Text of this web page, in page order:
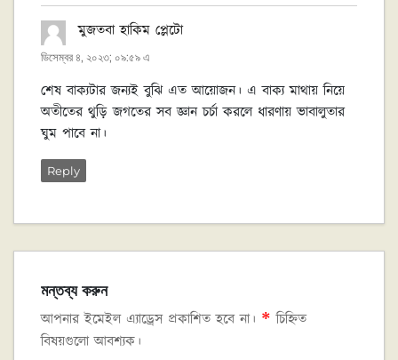
মুজতবা হাকিম প্লেটোবলেছেন:
ডিসেম্বর ৪, ২০২৩; ০৯:৫৯ এ
শেষ বাক্যটার জন্যই বুঝি এত আয়োজন। এ বাক্য মাথায় নিয়ে
অতীতের থুড়ি জগতের সব জ্ঞান চর্চা করলে ধারণায় ভাবালুতার
ঘুম পাবে না।
Reply
মন্তব্য করুন
আপনার ইমেইল এ্যাড্রেস প্রকাশিত হবে না। * চিহ্নিত
বিষয়গুলো আবশ্যক।